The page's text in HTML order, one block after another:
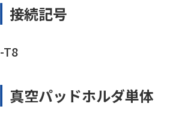
接続記号
-T8
真空パッドホルダ単体